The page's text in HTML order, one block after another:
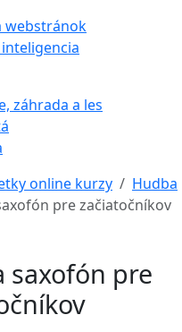
webstránok
záhrada a les
online kurzy Hudba
pre začiatočníkov
saxofón pre